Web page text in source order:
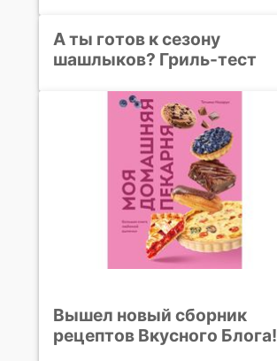
А ты готов к сезону
шашлыков? Гриль-тест
Вышел новый сборник
рецептов Вкусного Блога!